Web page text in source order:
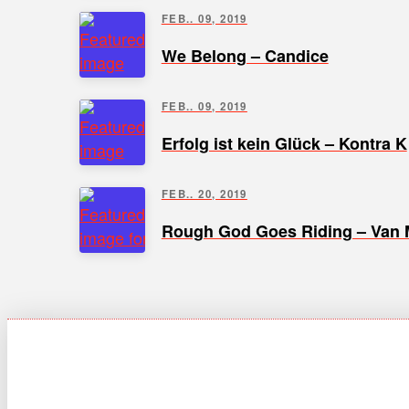
FEB.. 09, 2019
We Belong – Candice
FEB.. 09, 2019
Erfolg ist kein Glück – Kontra K
FEB.. 20, 2019
Rough God Goes Riding – Van